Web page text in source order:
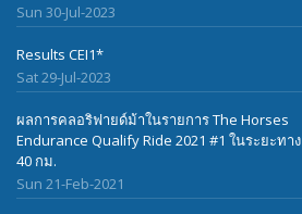
Sun 30-Jul-2023
Results CEI1*
Sat 29-Jul-2023
ผลการคลอริฟายด์ม้าในรายการ The Horses
Endurance Qualify Ride 2021 #1 ในระยะทาง
40 กม.
Sun 21-Feb-2021